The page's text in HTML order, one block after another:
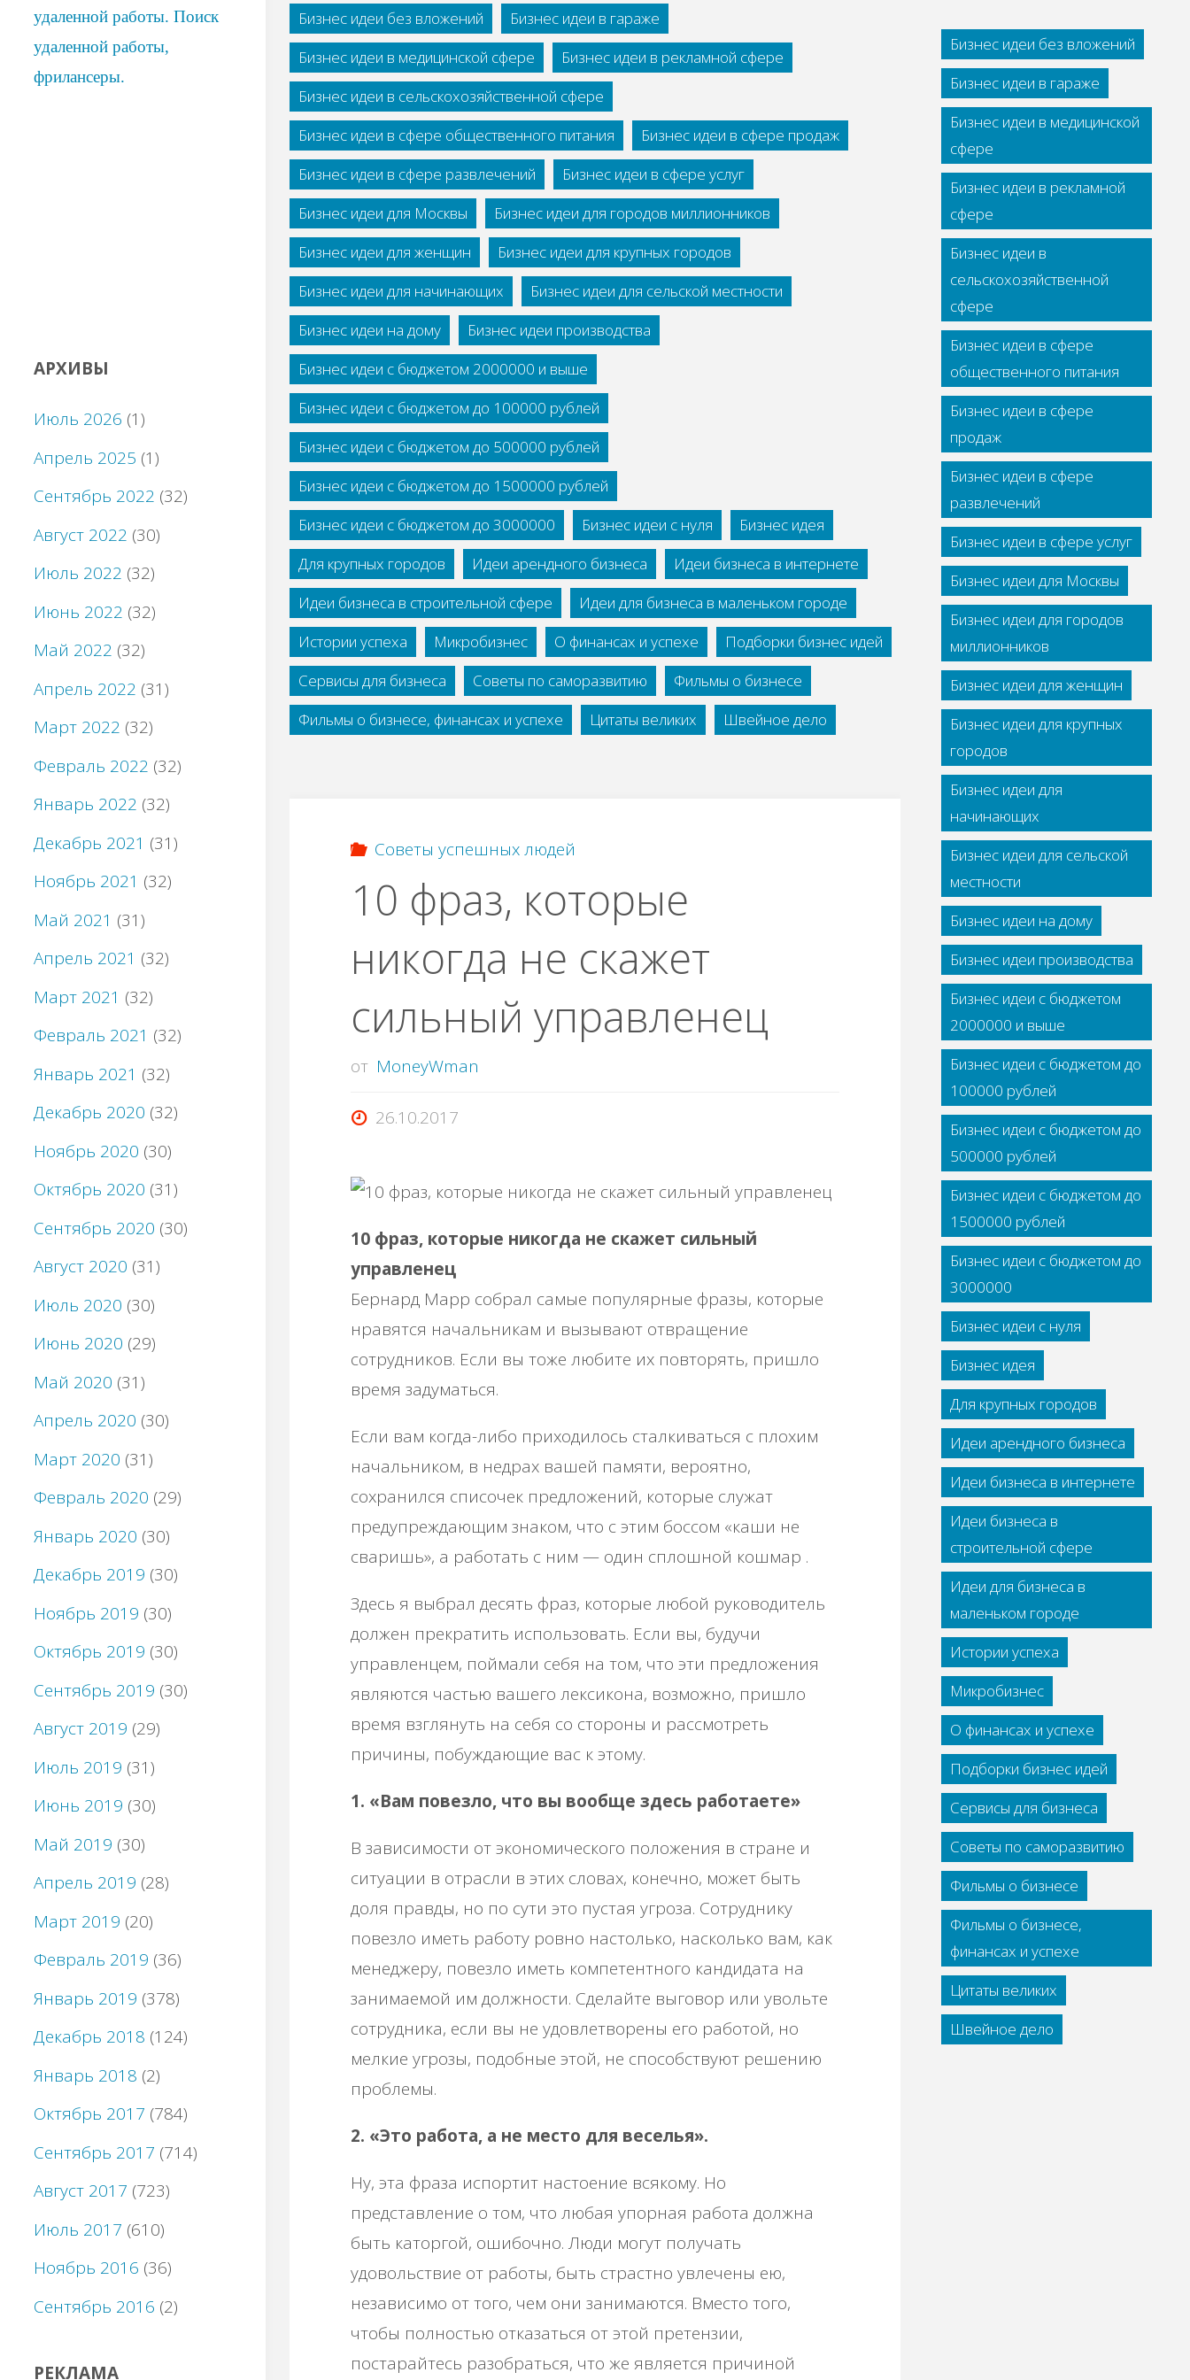
Бизнес идеи без вложений
Бизнес идеи в гараже
Бизнес идеи в медицинской сфере
Бизнес идеи в рекламной сфере
Бизнес идеи в сельскохозяйственной сфере
Бизнес идеи в сфере общественного питания
Бизнес идеи в сфере продаж
Бизнес идеи в сфере развлечений
Бизнес идеи в сфере услуг
Бизнес идеи для Москвы
Бизнес идеи для городов миллионников
Бизнес идеи для женщин
Бизнес идеи для крупных городов
Бизнес идеи для начинающих
Бизнес идеи для сельской местности
Бизнес идеи на дому
Бизнес идеи производства
Бизнес идеи с бюджетом 2000000 и выше
Бизнес идеи с бюджетом до 100000 рублей
Бизнес идеи с бюджетом до 500000 рублей
Бизнес идеи с бюджетом до 1500000 рублей
Бизнес идеи с бюджетом до 3000000
Бизнес идеи с нуля
Бизнес идея
Для крупных городов
Идеи арендного бизнеса
Идеи бизнеса в интернете
Идеи бизнеса в строительной сфере
Идеи для бизнеса в маленьком городе
Истории успеха
Микробизнес О финансах и успехе
Подборки бизнес идей
Сервисы для бизнеса
Советы по саморазвитию
Фильмы о бизнесе
Фильмы о бизнесе, финансах и успехе
Цитаты великих Швейное дело
Советы успешных людей
10 фраз, которые
никогда не скажет
сильный управленец
от MoneyWman
26.10.2017
10 фраз, которые никогда не скажет сильный
управленец
Бернард Марр собрал самые популярные фразы, которые
нравятся начальникам и вызывают отвращение
сотрудников. Если вы тоже любите их повторять, пришло
время задуматься.
Если вам когда-либо приходилось сталкиваться с плохим
начальником, в недрах вашей памяти, вероятно,
сохранился списочек предложений, которые служат
предупреждающим знаком, что с этим боссом «каши не
сваришь», а работать с ним — один сплошной кошмар .
Здесь я выбрал десять фраз, которые любой руководитель
должен прекратить использовать. Если вы, будучи
управленцем, поймали себя на том, что эти предложения
являются частью вашего лексикона, возможно, пришло
время взглянуть на себя со стороны и рассмотреть
причины, побуждающие вас к этому.
1. «Вам повезло, что вы вообще здесь работаете»
В зависимости от экономического положения в стране и
ситуации в отрасли в этих словах, конечно, может быть
доля правды, но по сути это пустая угроза. Сотруднику
повезло иметь работу ровно настолько, насколько вам, как
менеджеру, повезло иметь компетентного кандидата на
занимаемой им должности. Сделайте выговор или увольте
сотрудника, если вы не удовлетворены его работой, но
мелкие угрозы, подобные этой, не способствуют решению
проблемы.
2. «Это работа, а не место для веселья».
Ну, эта фраза испортит настоение всякому. Но
представление о том, что любая упорная работа должна
быть каторгой, ошибочно. Люди могут получать
удовольствие от работы, быть страстно увлечены ею,
независимо от того, чем они занимаются. Вместо того,
чтобы полностью отказаться от этой претензии,
постарайтесь разобраться, что же является причиной
АРХИВЫ
Июль 2026 (1)
Апрель 2025 (1)
Сентябрь 2022 (32)
Август 2022 (30)
Июль 2022 (32)
Июнь 2022 (32)
Май 2022 (32)
Апрель 2022 (31)
Март 2022 (32)
Февраль 2022 (32)
Январь 2022 (32)
Декабрь 2021 (31)
Ноябрь 2021 (32)
Май 2021 (31)
Апрель 2021 (32)
Март 2021 (32)
Февраль 2021 (32)
Январь 2021 (32)
Декабрь 2020 (32)
Ноябрь 2020 (30)
Октябрь 2020 (31)
Сентябрь 2020 (30)
Август 2020 (31)
Июль 2020 (30)
Июнь 2020 (29)
Май 2020 (31)
Апрель 2020 (30)
Март 2020 (31)
Февраль 2020 (29)
Январь 2020 (30)
Декабрь 2019 (30)
Ноябрь 2019 (30)
Октябрь 2019 (30)
Сентябрь 2019 (30)
Август 2019 (29)
Июль 2019 (31)
Июнь 2019 (30)
Май 2019 (30)
Апрель 2019 (28)
Март 2019 (20)
Февраль 2019 (36)
Январь 2019 (378)
Декабрь 2018 (124)
Январь 2018 (2)
Октябрь 2017 (784)
Сентябрь 2017 (714)
Август 2017 (723)
Июль 2017 (610)
Ноябрь 2016 (36)
Сентябрь 2016 (2)
РЕКЛАМА
Бизнес идеи без вложений
Бизнес идеи в гараже
Бизнес идеи в медицинской
сфере
Бизнес идеи в рекламной
сфере
Бизнес идеи в
сельскохозяйственной
сфере
Бизнес идеи в сфере
общественного питания
Бизнес идеи в сфере
продаж
Бизнес идеи в сфере
развлечений
Бизнес идеи в сфере услуг
Бизнес идеи для Москвы
Бизнес идеи для городов
миллионников
Бизнес идеи для женщин
Бизнес идеи для крупных
городов
Бизнес идеи для
начинающих
Бизнес идеи для сельской
местности
Бизнес идеи на дому
Бизнес идеи производства
Бизнес идеи с бюджетом
2000000 и выше
Бизнес идеи с бюджетом до
100000 рублей
Бизнес идеи с бюджетом до
500000 рублей
Бизнес идеи с бюджетом до
1500000 рублей
Бизнес идеи с бюджетом до
3000000
Бизнес идеи с нуля
Бизнес идея
Для крупных городов
Идеи арендного бизнеса
Идеи бизнеса в интернете
Идеи бизнеса в
строительной сфере
Идеи для бизнеса в
маленьком городе
Истории успеха
Микробизнес
О финансах и успехе
Подборки бизнес идей
Сервисы для бизнеса
Советы по саморазвитию
Фильмы о бизнесе
Фильмы о бизнесе,
финансах и успехе
Цитаты великих
Швейное дело